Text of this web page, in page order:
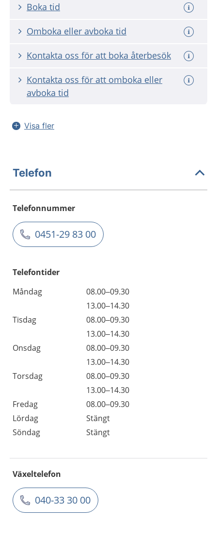
Boka tid
Omboka eller avboka tid
Kontakta oss för att boka återbesök
Kontakta oss för att omboka eller
avboka tid
Visa fler
Telefon
Telefonnummer
0451-29 83 00
Telefontider
Måndag
08.00–09.30
13.00–14.30
Tisdag
08.00–09.30
13.00–14.30
Onsdag
08.00–09.30
13.00–14.30
Torsdag
08.00–09.30
13.00–14.30
Fredag
08.00–09.30
Lördag
Stängt
Söndag
Stängt
Växeltelefon
040-33 30 00